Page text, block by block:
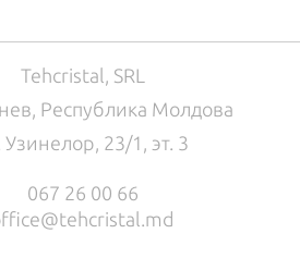
Tehcristal, SRL
Республика Молдова
Узинелор, 23/1, эт. 3
067 26 00 66